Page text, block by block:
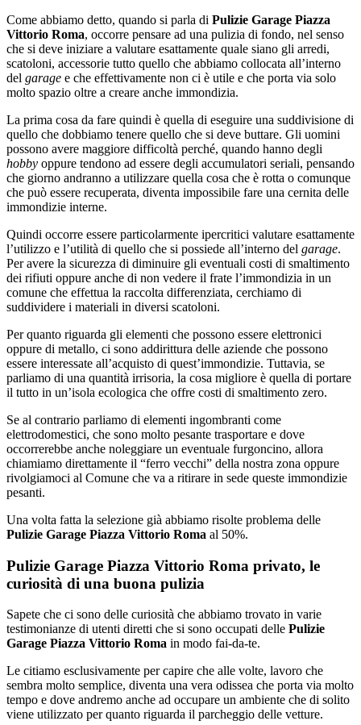
Come abbiamo detto, quando si parla di Pulizie Garage Piazza
Vittorio Roma, occorre pensare ad una pulizia di fondo, nel senso
che si deve iniziare a valutare esattamente quale siano gli arredi,
scatoloni, accessorie tutto quello che abbiamo collocata all’interno
del garage e che effettivamente non ci è utile e che porta via solo
molto spazio oltre a creare anche immondizia.
La prima cosa da fare quindi è quella di eseguire una suddivisione di
quello che dobbiamo tenere quello che si deve buttare. Gli uomini
possono avere maggiore difficoltà perché, quando hanno degli
hobby oppure tendono ad essere degli accumulatori seriali, pensando
che giorno andranno a utilizzare quella cosa che è rotta o comunque
che può essere recuperata, diventa impossibile fare una cernita delle
immondizie interne.
Quindi occorre essere particolarmente ipercritici valutare esattamente
l’utilizzo e l’utilità di quello che si possiede all’interno del garage.
Per avere la sicurezza di diminuire gli eventuali costi di smaltimento
dei rifiuti oppure anche di non vedere il frate l’immondizia in un
comune che effettua la raccolta differenziata, cerchiamo di
suddividere i materiali in diversi scatoloni.
Per quanto riguarda gli elementi che possono essere elettronici
oppure di metallo, ci sono addirittura delle aziende che possono
essere interessate all’acquisto di quest’immondizie. Tuttavia, se
parliamo di una quantità irrisoria, la cosa migliore è quella di portare
il tutto in un’isola ecologica che offre costi di smaltimento zero.
Se al contrario parliamo di elementi ingombranti come
elettrodomestici, che sono molto pesante trasportare e dove
occorrerebbe anche noleggiare un eventuale furgoncino, allora
chiamiamo direttamente il “ferro vecchi” della nostra zona oppure
rivolgiamoci al Comune che va a ritirare in sede queste immondizie
pesanti.
Una volta fatta la selezione già abbiamo risolte problema delle
Pulizie Garage Piazza Vittorio Roma al 50%.
Pulizie Garage Piazza Vittorio Roma privato, le
curiosità di una buona pulizia
Sapete che ci sono delle curiosità che abbiamo trovato in varie
testimonianze di utenti diretti che si sono occupati delle Pulizie
Garage Piazza Vittorio Roma in modo fai-da-te.
Le citiamo esclusivamente per capire che alle volte, lavoro che
sembra molto semplice, diventa una vera odissea che porta via molto
tempo e dove andremo anche ad occupare un ambiente che di solito
viene utilizzato per quanto riguarda il parcheggio delle vetture.